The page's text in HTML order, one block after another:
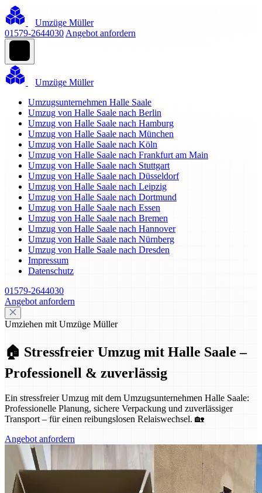
Umzüge Müller
01579-2644030 Angebot anfordern
Umzüge Müller
Umzugsunternehmen Halle Saale
Umzug von Halle Saale nach Berlin
Umzug von Halle Saale nach Hamburg
Umzug von Halle Saale nach München
Umzug von Halle Saale nach Köln
Umzug von Halle Saale nach Frankfurt am Main
Umzug von Halle Saale nach Stuttgart
Umzug von Halle Saale nach Düsseldorf
Umzug von Halle Saale nach Leipzig
Umzug von Halle Saale nach Dortmund
Umzug von Halle Saale nach Essen
Umzug von Halle Saale nach Bremen
Umzug von Halle Saale nach Hannover
Umzug von Halle Saale nach Nürnberg
Umzug von Halle Saale nach Dresden
Impressum
Datenschutz
01579-2644030
Angebot anfordern
Umziehen mit Umzüge Müller
🏠 Stressfreier Umzug mit Halle Saale –
Professionell & zuverlässig
Ein stressfreier Umzug mit dem Umzugsunternehmen Halle Saale:
Professionelle Planung, sichere Verpackung und zuverlässiger
Transport – für einen reibungslosen Relaiswechsel. 🏡
Angebot anfordern